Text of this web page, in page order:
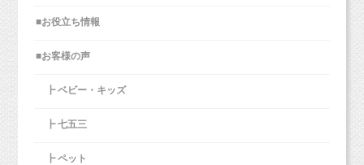
だきます（＾＾）
おめでとう！！
■お役立ち情報
■お客様の声
┣ ベビー・キッズ
┣ 七五三
┣ ペット